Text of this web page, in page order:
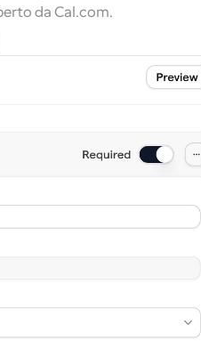
da Cal.com.